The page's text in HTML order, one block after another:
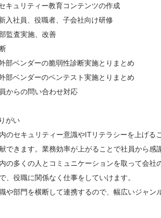
ュリティー教育コンテンツの作成
社員、役職者、子会社向け研修
監査実施、改善
ベンダーの脆弱性診断実施とりまとめ
ベンダーのペンテスト実施とりまとめ
からの問い合わせ対応
がい
内のセキュリティー意識やITリテラシーを上げ
できます。業務効率が上がることで社員から感
内の多くの人とコミュニケーションを取って会
、役職に関係なく仕事をしていけます。
職や部門を横断して連携するので、幅広いジャン